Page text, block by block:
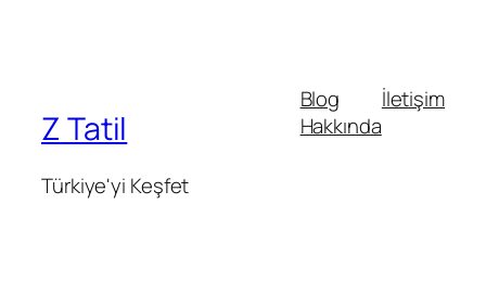
Z Tatil
Türkiye'yi Keşfet
Blog
Hakkında
İletişim